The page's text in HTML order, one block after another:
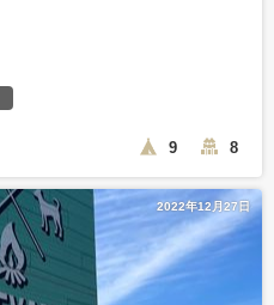
9 8
2022年12月27日